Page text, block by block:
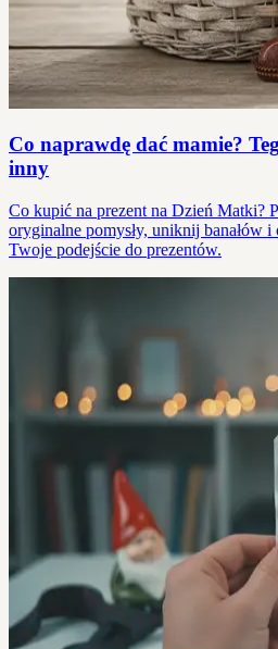
Co naprawdę dać mamie?
inny
Co kupić na prezent na Dzień Matki?
oryginalne pomysły, uniknij banałów
Twoje podejście do prezentów.